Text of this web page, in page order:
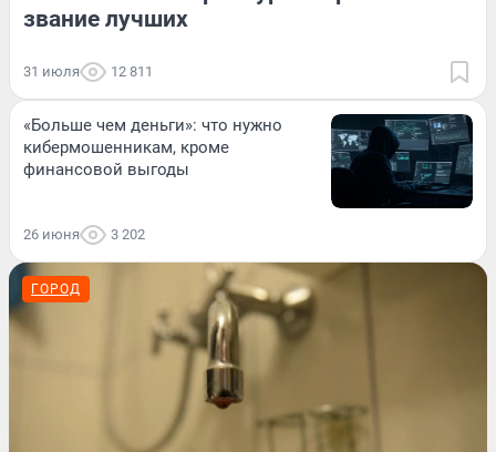
звание лучших
31 июля 12 811
«Больше чем деньги»: что нужно
кибермошенникам, кроме
финансовой выгоды
26 июня 3 202
ГОРОД